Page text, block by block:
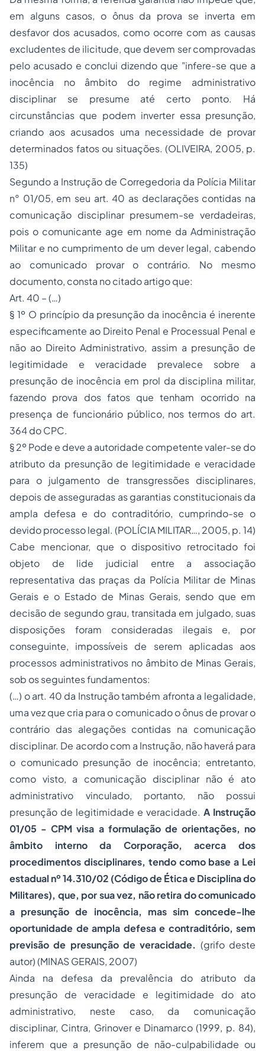
em alguns casos, o ônus da prova se inverta em
desfavor dos acusados, como ocorre com as causas
excludentes de ilicitude, que devem ser comprovadas
pelo acusado e conclui dizendo que "infere-se que a
inocência no âmbito do regime administrativo
disciplinar se presume até certo ponto. Há
circunstâncias que podem inverter essa presunção,
criando aos acusados uma necessidade de provar
determinados fatos ou situações. (OLIVEIRA, 2005, p.
135)
Segundo a Instrução de Corregedoria da Polícia Militar
n° 01/05, em seu art. 40 as declarações contidas na
comunicação disciplinar presumem-se verdadeiras,
pois o comunicante age em nome da Administração
Militar e no cumprimento de um dever legal, cabendo
ao comunicado provar o contrário. No mesmo
documento, consta no citado artigo que:
Art. 40 – (…)
§ 1º O princípio da presunção da inocência é inerente
especificamente ao Direito Penal e Processual Penal e
não ao Direito Administrativo, assim a presunção de
legitimidade e veracidade prevalece sobre a
presunção de inocência em prol da disciplina militar,
fazendo prova dos fatos que tenham ocorrido na
presença de funcionário público, nos termos do art.
364 do CPC.
§ 2º Pode e deve a autoridade competente valer-se do
atributo da presunção de legitimidade e veracidade
para o julgamento de transgressões disciplinares,
depois de asseguradas as garantias constitucionais da
ampla defesa e do contraditório, cumprindo-se o
devido processo legal. (POLÍCIA MILITAR…, 2005, p. 14)
Cabe mencionar, que o dispositivo retrocitado foi
objeto de lide judicial entre a associação
representativa das praças da Polícia Militar de Minas
Gerais e o Estado de Minas Gerais, sendo que em
decisão de segundo grau, transitada em julgado, suas
disposições foram consideradas ilegais e, por
conseguinte, impossíveis de serem aplicadas aos
processos administrativos no âmbito de Minas Gerais,
sob os seguintes fundamentos:
(…) o art. 40 da Instrução também afronta a legalidade,
uma vez que cria para o comunicado o ônus de provar o
contrário das alegações contidas na comunicação
disciplinar. De acordo com a Instrução, não haverá para
o comunicado presunção de inocência; entretanto,
como visto, a comunicação disciplinar não é ato
administrativo vinculado, portanto, não possui
presunção de legitimidade e veracidade. A Instrução
01/05 - CPM visa a formulação de orientações, no
âmbito interno da Corporação, acerca dos
procedimentos disciplinares, tendo como base a Lei
estadual nº 14.310/02 (Código de Ética e Disciplina do
Militares), que, por sua vez, não retira do comunicado
a presunção de inocência, mas sim concede-lhe
oportunidade de ampla defesa e contraditório, sem
previsão de presunção de veracidade. (grifo deste
autor) (MINAS GERAIS, 2007)
Ainda na defesa da prevalência do atributo da
presunção de veracidade e legitimidade do ato
administrativo, neste caso, da comunicação
disciplinar, Cintra, Grinover e Dinamarco (1999, p. 84),
inferem que a presunção de não-culpabilidade ou